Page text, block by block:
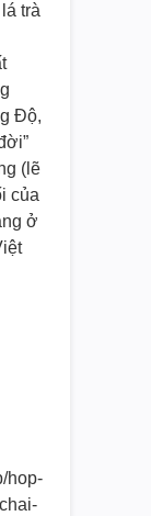
trà
Độ,
(lẽ
của
ở
hop-